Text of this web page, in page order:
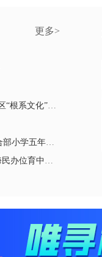
更多>
影响世界的中国植物 ——尚德航头校区“根系文化”跨学科综合探究课程（二）
“不凡之年”毕业季|“向阳而生”尚德融合部小学五年级结业典礼
毕业季 | 骊歌唱响，共盼未来——上海民办位育中学2020届初中毕业典礼暨退队仪式